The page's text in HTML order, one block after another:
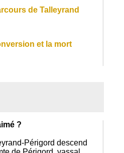
de Talleyrand
et la mort
?
Périgord descend